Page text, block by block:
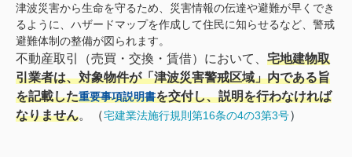
津波災害から生命を守るため、災害情報の伝達や避難が早くでき
るように、ハザードマップを作成して住民に知らせるなど、警戒
避難体制の整備が図られます。
不動産取引（売買・交換・賃借）において、 宅地建物取
引業者は、対象物件が「津波災害警戒区域」内である旨
を記載した重要事項説明書を交付し、説明を行わなければ
なりません。（宅建業法施行規則第16条の4の3第3号）